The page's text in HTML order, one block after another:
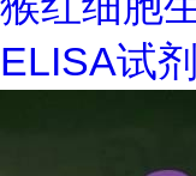
ELISA试